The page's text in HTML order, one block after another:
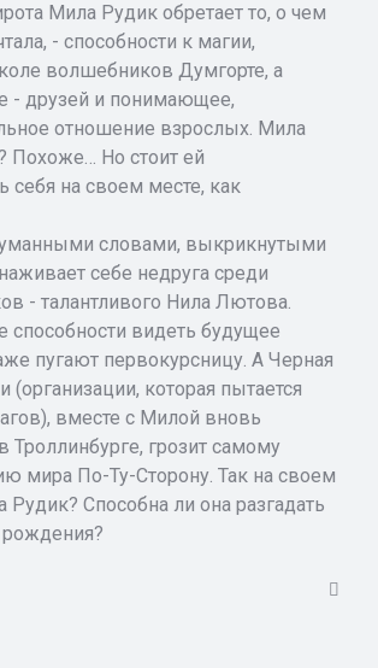
Мила Рудик обретает то, о чем
- способности к магии,
волшебников Думгорте, а
- друзей и понимающее,
отношение взрослых. Мила
Похоже… Но стоит ей
себя на своем месте, как
словами, выкрикнутыми
себе недруга среди
- талантливого Нила Лютова.
способности видеть будущее
пугают первокурсницу. А Черная
(организации, которая пытается
вместе с Милой вновь
Троллинбурге, грозит самому
мира По-Ту-Сторону. Так на своем
Рудик? Способна ли она разгадать